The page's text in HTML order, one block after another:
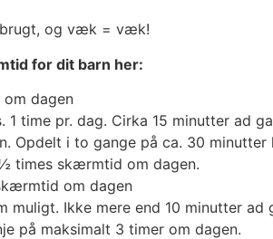
brugt, og væk = væk!
for dit barn her:
dagen
time pr. dag. Cirka 15 minutter ad
Opdelt i to gange på ca. 30 minutter
times skærmtid om dagen.
om dagen
Ikke mere end 10 minutter ad
på maksimalt 3 timer om dagen.